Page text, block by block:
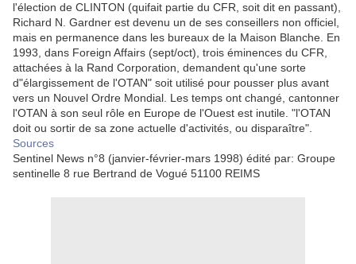
l'élection de CLINTON (quifait partie du CFR, soit dit en passant),
Richard N. Gardner est devenu un de ses conseillers non officiel,
mais en permanence dans les bureaux de la Maison Blanche. En
1993, dans Foreign Affairs (sept/oct), trois éminences du CFR,
attachées à la Rand Corporation, demandent qu'une sorte
d"élargissement de l'OTAN" soit utilisé pour pousser plus avant
vers un Nouvel Ordre Mondial. Les temps ont changé, cantonner
l'OTAN à son seul rôle en Europe de l'Ouest est inutile. "l'OTAN
doit ou sortir de sa zone actuelle d'activités, ou disparaître".
Sources
Sentinel News n°8 (janvier-février-mars 1998) édité par: Groupe
sentinelle 8 rue Bertrand de Vogué 51100 REIMS